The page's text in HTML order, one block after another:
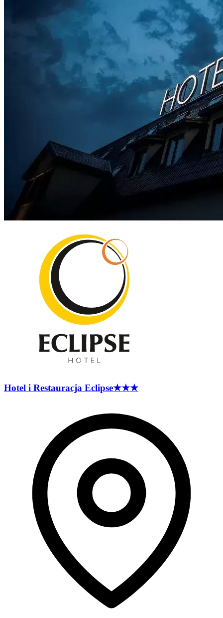
Hotel i Restauracja Eclipse★★★